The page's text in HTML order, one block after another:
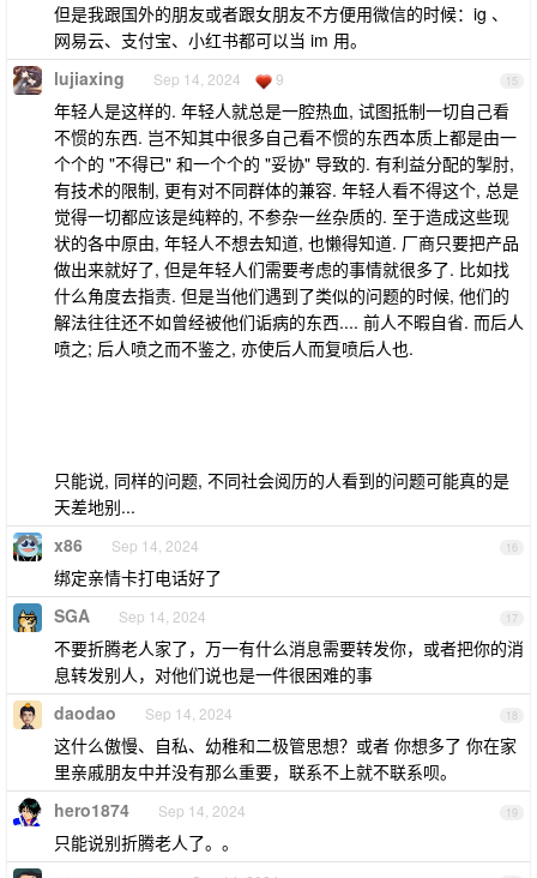
但是我跟国外的朋友或者跟女朋友不方便用微信的时候：ig 、
网易云、支付宝、小红书都可以当 im 用。
15
lujiaxing Sep 14, 2024 9
年轻人是这样的. 年轻人就总是一腔热血, 试图抵制一切自己看
不惯的东西. 岂不知其中很多自己看不惯的东西本质上都是由一
个个的 "不得已" 和一个个的 "妥协" 导致的. 有利益分配的掣肘,
有技术的限制, 更有对不同群体的兼容. 年轻人看不得这个, 总是
觉得一切都应该是纯粹的, 不参杂一丝杂质的. 至于造成这些现
状的各中原由, 年轻人不想去知道, 也懒得知道. 厂商只要把产品
做出来就好了, 但是年轻人们需要考虑的事情就很多了. 比如找
什么角度去指责. 但是当他们遇到了类似的问题的时候, 他们的
解法往往还不如曾经被他们诟病的东西.... 前人不暇自省. 而后人
喷之; 后人喷之而不鉴之, 亦使后人而复喷后人也.
只能说, 同样的问题, 不同社会阅历的人看到的问题可能真的是
天差地别...
16
x86 Sep 14, 2024
绑定亲情卡打电话好了
17
SGA Sep 14, 2024
不要折腾老人家了，万一有什么消息需要转发你，或者把你的消
息转发别人，对他们说也是一件很困难的事
18
daodao Sep 14, 2024
这什么傲慢、自私、幼稚和二极管思想？或者 你想多了 你在家
里亲戚朋友中并没有那么重要，联系不上就不联系呗。
19
hero1874 Sep 14, 2024
只能说别折腾老人了。。